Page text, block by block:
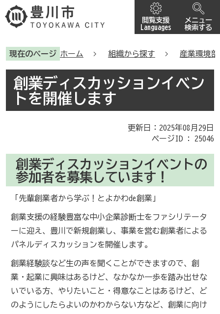
閲覧支援
Languages
メニュー
検索する
現在のページ ホーム 組織から探す 産業環境部
創業ディスカッションイベン
トを開催します
更新日：2025年08月29日
ページID : 25046
創業ディスカッションイベントの
参加者を募集しています！
「先輩創業者から学ぶ！とよかわde創業」
創業支援の経験豊富な中小企業診断士をファシリテータ
ーに迎え、豊川で新規創業し、事業を営む創業者による
パネルディスカッションを開催します。
創業経験談など生の声を聞くことができますので、創
業・起業に興味はあるけど、なかなか一歩を踏み出せな
いでいる方、やりたいこと・得意なことはあるけど、ど
のようにしたらよいのかわからない方など、創業に向け